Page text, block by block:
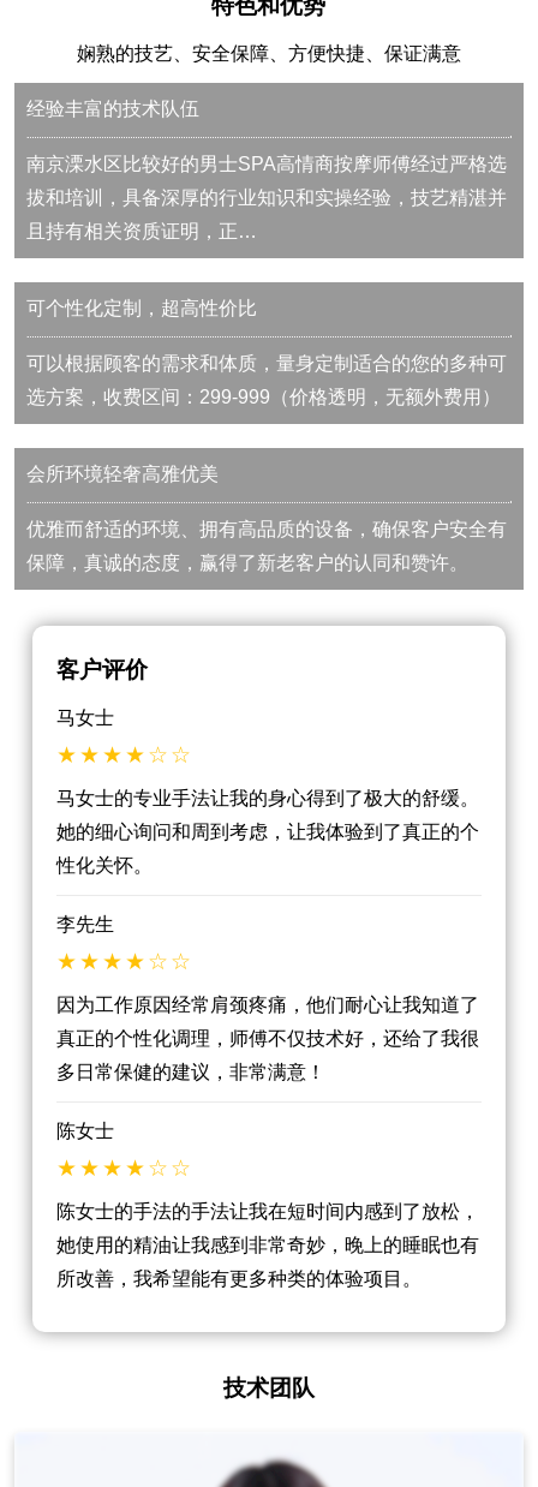
特色和优势
娴熟的技艺、安全保障、方便快捷、保证满意
经验丰富的技术队伍
南京溧水区比较好的男士SPA高情商按摩师傅经过严格选
拔和培训，具备深厚的行业知识和实操经验，技艺精湛并
且持有相关资质证明，正…
可个性化定制，超高性价比
可以根据顾客的需求和体质，量身定制适合的您的多种可
选方案，收费区间：299-999（价格透明，无额外费用）
会所环境轻奢高雅优美
优雅而舒适的环境、拥有高品质的设备，确保客户安全有
保障，真诚的态度，赢得了新老客户的认同和赞许。
客户评价
马女士
马女士的专业手法让我的身心得到了极大的舒缓。
她的细心询问和周到考虑，让我体验到了真正的个
性化关怀。
李先生
因为工作原因经常肩颈疼痛，他们耐心让我知道了
真正的个性化调理，师傅不仅技术好，还给了我很
多日常保健的建议，非常满意！
陈女士
陈女士的手法的手法让我在短时间内感到了放松，
她使用的精油让我感到非常奇妙，晚上的睡眠也有
所改善，我希望能有更多种类的体验项目。
技术团队